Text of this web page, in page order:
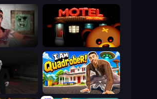
Bear Haven
Silent House
I Am Quadrober!
Case: Smile